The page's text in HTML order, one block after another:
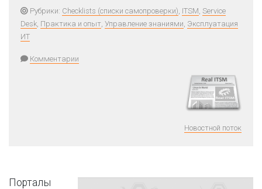
Рубрики: Checklists (списки самопроверки), ITSM, Service
Desk, Практика и опыт, Управление знаниями, Эксплуатация
ИТ
Комментарии
Новостной поток
Порталы